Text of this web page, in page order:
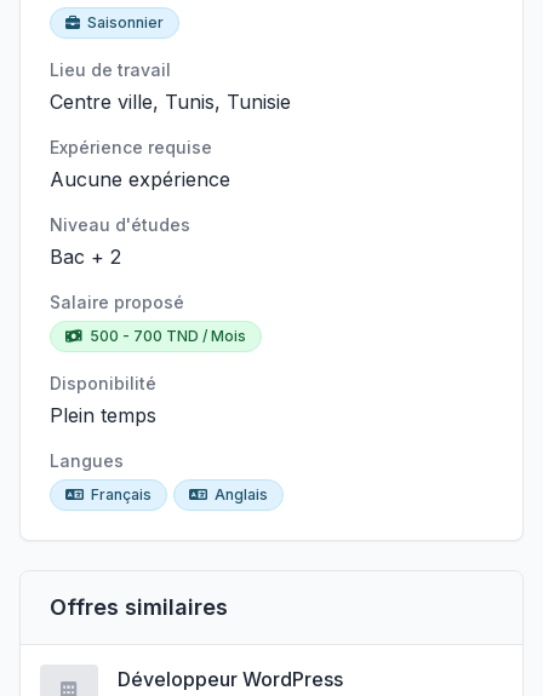
Saisonnier
Lieu de travail
Centre ville, Tunis, Tunisie
Expérience requise
Aucune expérience
Niveau d'études
Bac + 2
Salaire proposé
500 - 700 TND / Mois
Disponibilité
Plein temps
Langues
Français Anglais
Offres similaires
Développeur WordPress